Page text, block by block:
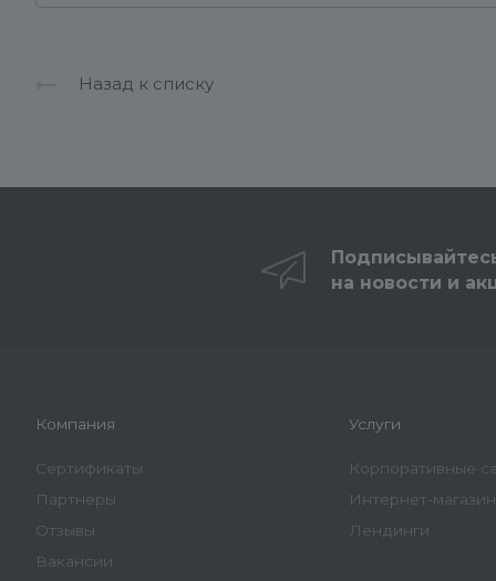
Назад к списку
на новости и
Компания
Сертификаты
Партнеры
Отзывы
Вакансии
Услуги
Корпоративные
Интернет-
Лендинги